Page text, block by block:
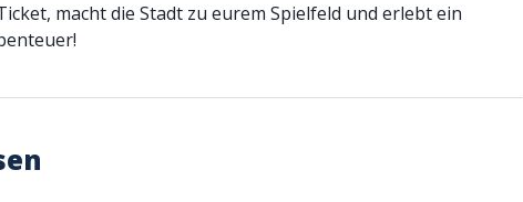
macht die Stadt zu eurem Spielfeld und erlebt ein